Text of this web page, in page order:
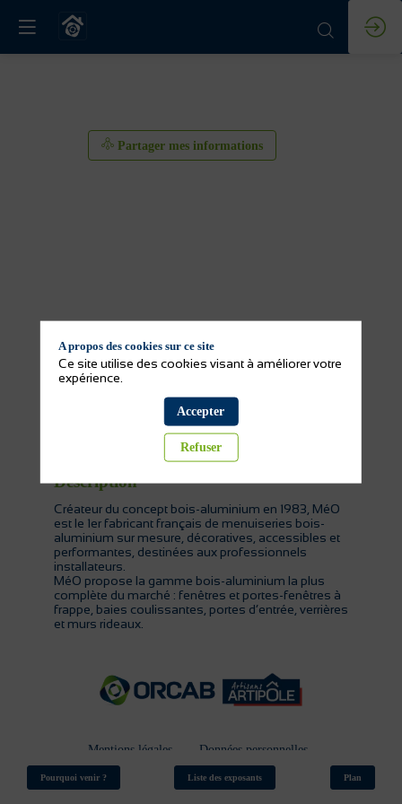
Partager mes informations
Partager mes informations
Activité(s) de l'exposant
Description
Créateur du concept bois-aluminium en 1983, MéO
est le 1er fabricant français de menuiseries bois-
aluminium sur mesure, décoratives, accessibles et
performantes, destinées aux professionnels
installateurs.
MéO propose la gamme bois-aluminium la plus
complète du marché : fenêtres et portes-fenêtres à
frappe, baies coulissantes, portes d’entrée, verrières
et murs rideaux.
Mentions légales
Données personnelles
Suppression de compte
Orcab.coop
Artisans Artipôle
© ORCAB 2026
Pourquoi venir ? Liste des exposants Plan
A propos des cookies sur ce site
Ce site utilise des cookies visant à améliorer votre
expérience.
Accepter
Refuser